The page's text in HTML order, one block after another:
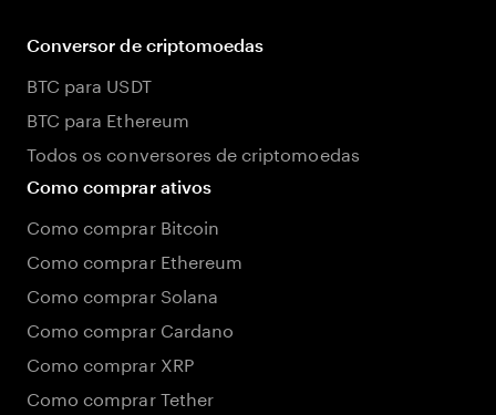
Conversor de criptomoedas
BTC para USDT
BTC para Ethereum
Todos os conversores de criptomoedas
Como comprar ativos
Como comprar Bitcoin
Como comprar Ethereum
Como comprar Solana
Como comprar Cardano
Como comprar XRP
Como comprar Tether